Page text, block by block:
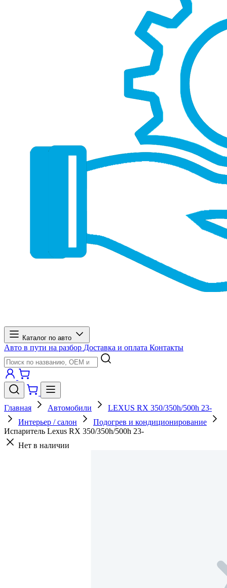
Каталог по авто
Авто в пути на разбор Доставка и оплата Контакты
Главная Автомобили
LEXUS RX 350/350h/500h 23-
Интерьер / салон
Подогрев и кондиционирование
Испаритель Lexus RX 350/350h/500h 23-
Нет в наличии